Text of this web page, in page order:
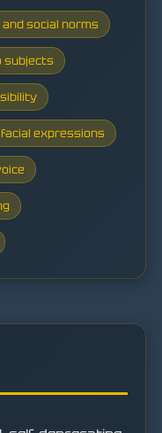
social norms
subjects
expressions